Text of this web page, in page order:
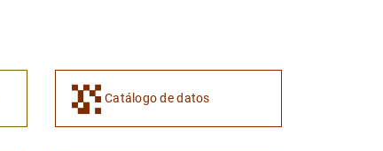
Catálogo de datos